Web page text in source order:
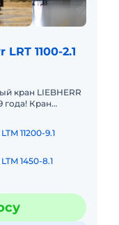
1100-2.1
кран LIEBHERR
года! Кран
11200-9.1
1450-8.1